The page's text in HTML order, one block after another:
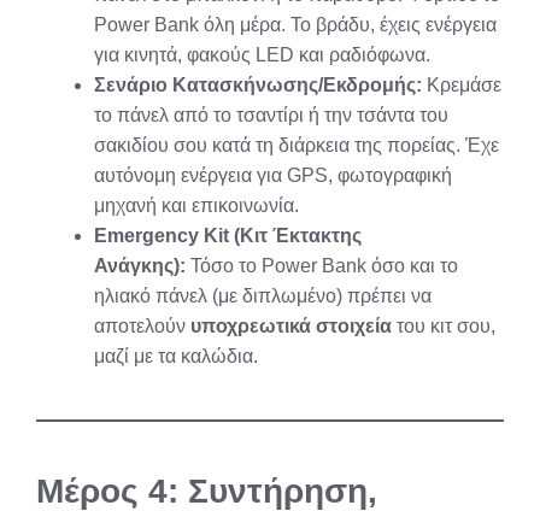
Power Bank όλη μέρα. Το βράδυ, έχεις ενέργεια
για κινητά, φακούς LED και ραδιόφωνα.
Σενάριο Κατασκήνωσης/Εκδρομής: Κρεμάσε
το πάνελ από το τσαντίρι ή την τσάντα του
σακιδίου σου κατά τη διάρκεια της πορείας. Έχε
αυτόνομη ενέργεια για GPS, φωτογραφική
μηχανή και επικοινωνία.
Emergency Kit (Κιτ Έκτακτης
Ανάγκης): Τόσο το Power Bank όσο και το
ηλιακό πάνελ (με διπλωμένο) πρέπει να
αποτελούν υποχρεωτικά στοιχεία του κιτ σου,
μαζί με τα καλώδια.
Μέρος 4: Συντήρηση,